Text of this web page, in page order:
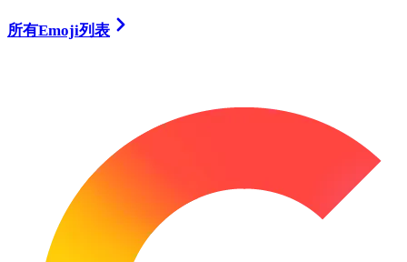
所有Emoji列表